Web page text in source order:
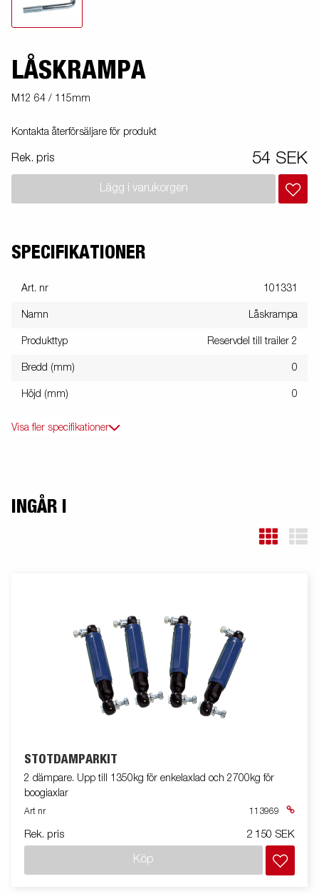
LÅSKRAMPA
M12 64 / 115mm
Kontakta återförsäljare för produkt
Rek. pris 54 SEK
Lägg i varukorgen
SPECIFIKATIONER
Art. nr 101331
Namn Låskrampa
Produkttyp Reservdel till trailer 2
Bredd (mm) 0
Höjd (mm) 0
Visa fler specifikationer
INGÅR I
STÖTDÄMPARKIT
2 dämpare. Upp till 1350kg för enkelaxlad och 2700kg för
boogiaxlar
Art nr 113969
Rek. pris 2 150 SEK
Köp